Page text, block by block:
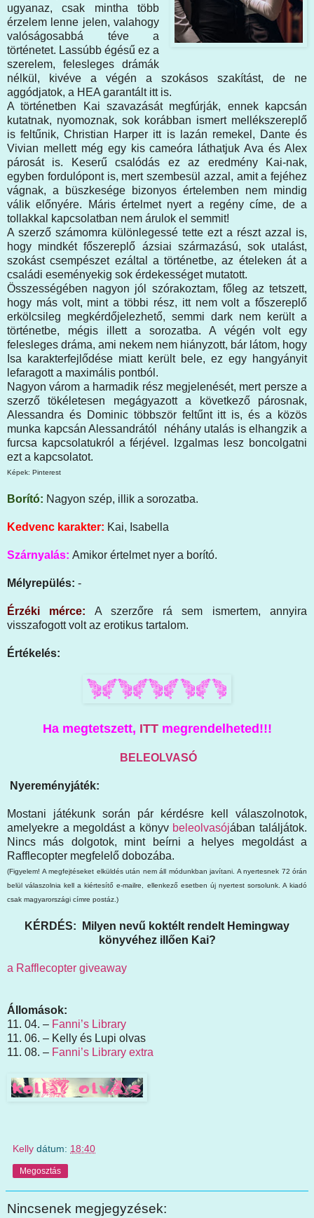
ugyanaz, csak mintha több
érzelem lenne jelen, valahogy
valóságosabbá téve a
történetet. Lassúbb égésű ez a
szerelem, felesleges drámák
nélkül, kivéve a végén a szokásos szakítást, de ne
aggódjatok, a HEA garantált itt is.
A történetben Kai szavazását megfúrják, ennek kapcsán
kutatnak, nyomoznak, sok korábban ismert mellékszereplő
is feltűnik, Christian Harper itt is lazán remekel, Dante és
Vivian mellett még egy kis cameóra láthatjuk Ava és Alex
párosát is. Keserű csalódás ez az eredmény Kai-nak,
egyben fordulópont is, mert szembesül azzal, amit a fejéhez
vágnak, a büszkesége bizonyos értelemben nem mindig
válik előnyére. Máris értelmet nyert a regény címe, de a
tollakkal kapcsolatban nem árulok el semmit!
A szerző számomra különlegessé tette ezt a részt azzal is,
hogy mindkét főszereplő ázsiai származású, sok utalást,
szokást csempészet ezáltal a történetbe, az ételeken át a
családi eseményekig sok érdekességet mutatott.
Összességében nagyon jól szórakoztam, főleg az tetszett,
hogy más volt, mint a többi rész, itt nem volt a főszereplő
erkölcsileg megkérdőjelezhető, semmi dark nem került a
történetbe, mégis illett a sorozatba. A végén volt egy
felesleges dráma, ami nekem nem hiányzott, bár látom, hogy
Isa karakterfejlődése miatt került bele, ez egy hangyányit
lefaragott a maximális pontból.
Nagyon várom a harmadik rész megjelenését, mert persze a
szerző tökéletesen megágyazott a következő párosnak,
Alessandra és Dominic többször feltűnt itt is, és a közös
munka kapcsán Alessandrától néhány utalás is elhangzik a
furcsa kapcsolatukról a férjével. Izgalmas lesz boncolgatni
ezt a kapcsolatot.
Képek: Pinterest
Borító: Nagyon szép, illik a sorozatba.
Kedvenc karakter: Kai, Isabella
Szárnyalás: Amikor értelmet nyer a borító.
Mélyrepülés: -
Érzéki mérce: A szerzőre rá sem ismertem, annyira
visszafogott volt az erotikus tartalom.
Értékelés:
Ha megtetszett, ITT megrendelheted!!!
BELEOLVASÓ
Nyereményjáték:
Mostani játékunk során pár kérdésre kell válaszolnotok,
amelyekre a megoldást a könyv beleolvasójában találjátok.
Nincs más dolgotok, mint beírni a helyes megoldást a
Rafflecopter megfelelő dobozába.
(Figyelem! A megfejtéseket elküldés után nem áll módunkban javítani. A nyertesnek 72 órán
belül válaszolnia kell a kiértesítő e-mailre, ellenkező esetben új nyertest sorsolunk. A kiadó
csak magyarországi címre postáz.)
KÉRDÉS: Milyen nevű koktélt rendelt Hemingway
könyvéhez illően Kai?
a Rafflecopter giveaway
Állomások:
11. 04. – Fanni’s Library
11. 06. – Kelly és Lupi olvas
11. 08. – Fanni’s Library extra
Kelly dátum: 18:40
Megosztás
Nincsenek megjegyzések: